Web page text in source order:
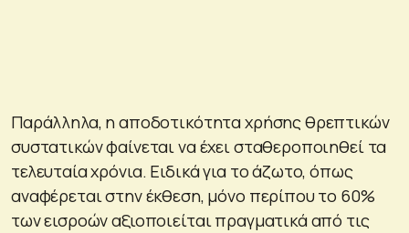
Παράλληλα, η αποδοτικότητα χρήσης θρεπτικών
συστατικών φαίνεται να έχει σταθεροποιηθεί τα
τελευταία χρόνια. Ειδικά για το άζωτο, όπως
αναφέρεται στην έκθεση, μόνο περίπου το 60%
των εισροών αξιοποιείται πραγματικά από τις